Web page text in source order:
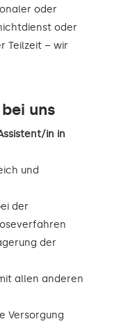
oder
oder
Teilzeit – wir
uns
in in
und
der
der
allen anderen
Versorgung